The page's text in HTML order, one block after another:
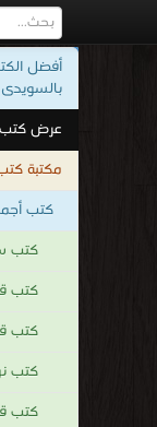
أفضل
بالسويدى
عرض
مكتبة
كتب
كتب
كتب
كتب
كتب
كتب